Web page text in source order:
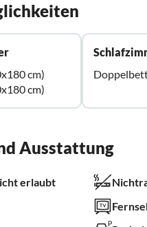
cm)
cm)
Ausstattung
erlaubt